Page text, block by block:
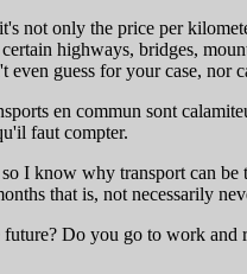
not only the price per
highways, bridges,
even guess for your case,
en commun sont
faut compter.
I know why transport can
that is, not necessarily
Do you go to work